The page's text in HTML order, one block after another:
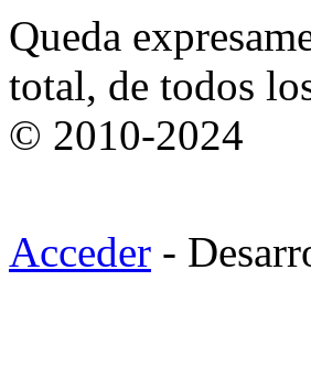
Queda
total, de todos
© 2010-2024
Acceder -